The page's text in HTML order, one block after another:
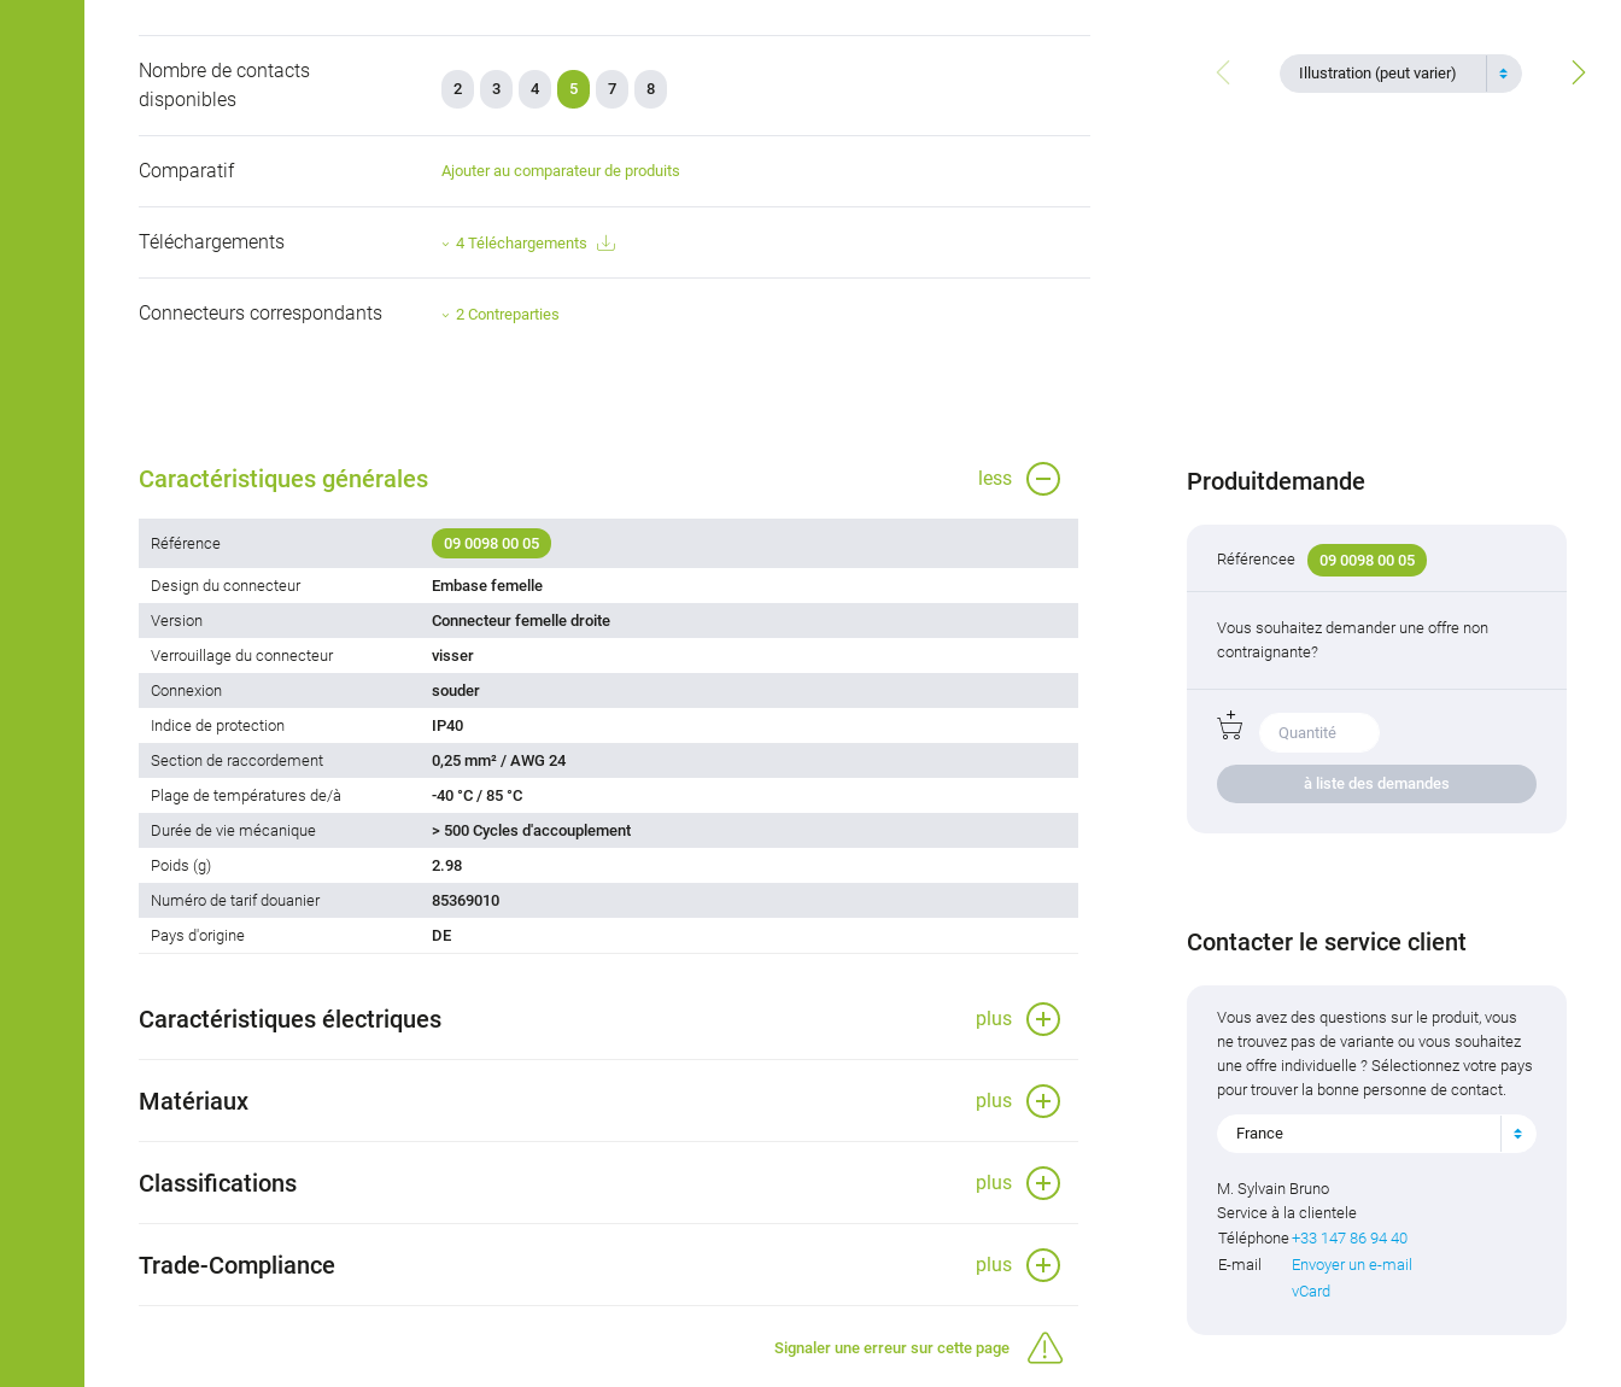
Illustration (peut varier)
Nombre de contacts
disponibles
2 3 4 5 7 8
Comparatif Ajouter au comparateur de produits
Téléchargements 4 Téléchargements
Connecteurs correspondants 2 Contreparties
Caractéristiques générales less
Référence 09 0098 00 05
Design du connecteur
Embase femelle
Version
Connecteur femelle droite
Verrouillage du connecteur
visser
Connexion
souder
Indice de protection
IP40
Section de raccordement
0,25 mm² / AWG 24
Plage de températures de/à
-40 °C / 85 °C
Durée de vie mécanique
> 500 Cycles d'accouplement
Poids (g)
2.98
Numéro de tarif douanier
85369010
Pays d'origine
DE
Caractéristiques électriques plus
Matériaux plus
Classifications plus
Trade-Compliance plus
Signaler une erreur sur cette page
Produitdemande
Référencee 09 0098 00 05
Vous souhaitez demander une offre non
contraignante?
à liste des demandes
Contacter le service client
Vous avez des questions sur le produit, vous
ne trouvez pas de variante ou vous souhaitez
une offre individuelle ? Sélectionnez votre pays
pour trouver la bonne personne de contact.
France
M. Sylvain Bruno
Service à la clientele
Téléphone+33 147 86 94 40
E-mail
Envoyer un e-mail
vCard